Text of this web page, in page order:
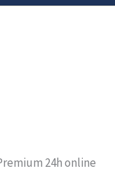
24h online